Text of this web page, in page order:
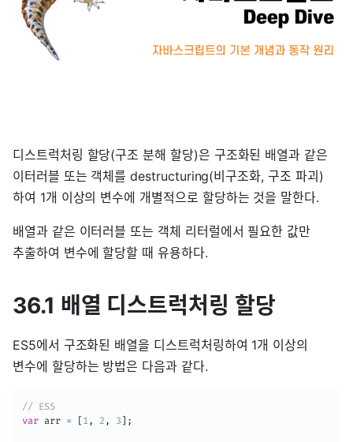
디스트럭처링 할당(구조 분해 할당)은 구조화된 배열과 같은
이터러블 또는 객체를 destructuring(비구조화, 구조 파괴)
하여 1개 이상의 변수에 개별적으로 할당하는 것을 말한다.
배열과 같은 이터러블 또는 객체 리터럴에서 필요한 값만
추출하여 변수에 할당할 때 유용하다.
36.1 배열 디스트럭처링 할당
ES5에서 구조화된 배열을 디스트럭처링하여 1개 이상의
변수에 할당하는 방법은 다음과 같다.
// ES5
var arr = [1 , 2 , 3 ] ;